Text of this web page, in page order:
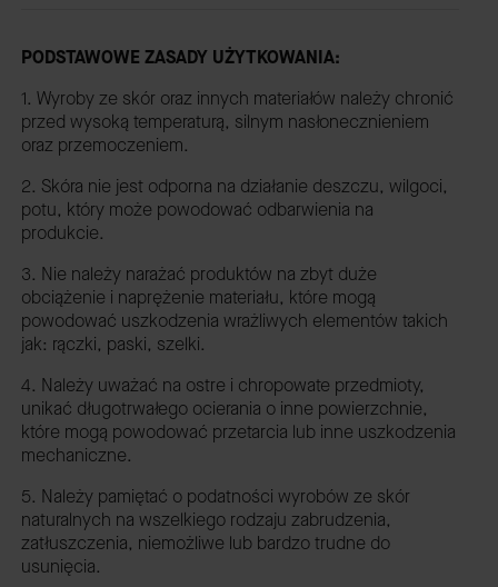
PODSTAWOWE ZASADY UŻYTKOWANIA:
1. Wyroby ze skór oraz innych materiałów należy chronić
przed wysoką temperaturą, silnym nasłonecznieniem
oraz przemoczeniem.
2. Skóra nie jest odporna na działanie deszczu, wilgoci,
potu, który może powodować odbarwienia na
produkcie.
3. Nie należy narażać produktów na zbyt duże
obciążenie i naprężenie materiału, które mogą
powodować uszkodzenia wrażliwych elementów takich
jak: rączki, paski, szelki.
4. Należy uważać na ostre i chropowate przedmioty,
unikać długotrwałego ocierania o inne powierzchnie,
które mogą powodować przetarcia lub inne uszkodzenia
mechaniczne.
5. Należy pamiętać o podatności wyrobów ze skór
naturalnych na wszelkiego rodzaju zabrudzenia,
zatłuszczenia, niemożliwe lub bardzo trudne do
usunięcia.